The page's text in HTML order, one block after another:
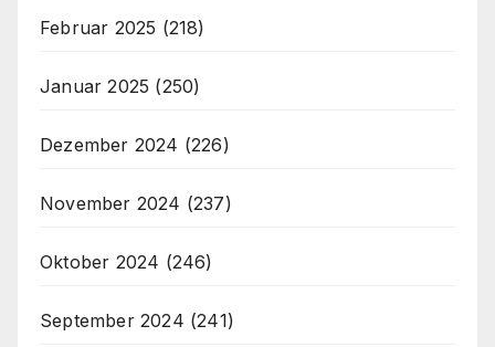
Februar 2025 (218)
Januar 2025 (250)
Dezember 2024 (226)
November 2024 (237)
Oktober 2024 (246)
September 2024 (241)